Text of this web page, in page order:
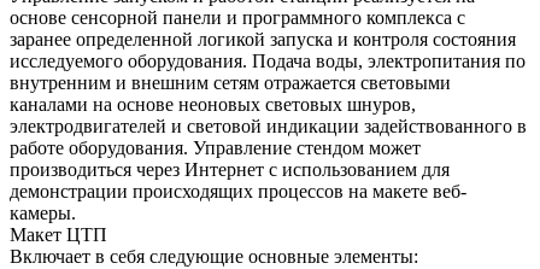
основе сенсорной панели и программного комплекса с
заранее определенной логикой запуска и контроля состояния
исследуемого оборудования. Подача воды, электропитания по
внутренним и внешним сетям отражается световыми
каналами на основе неоновых световых шнуров,
электродвигателей и световой индикации задействованного в
работе оборудования. Управление стендом может
производиться через Интернет с использованием для
демонстрации происходящих процессов на макете веб-
камеры.
Макет ЦТП
Включает в себя следующие основные элементы: